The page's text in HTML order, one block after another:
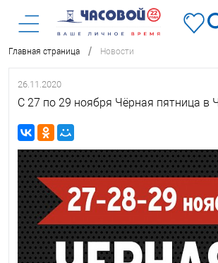
Главная страница / Новости
26.11.2020
С 27 по 29 ноября Чёрная пятница в